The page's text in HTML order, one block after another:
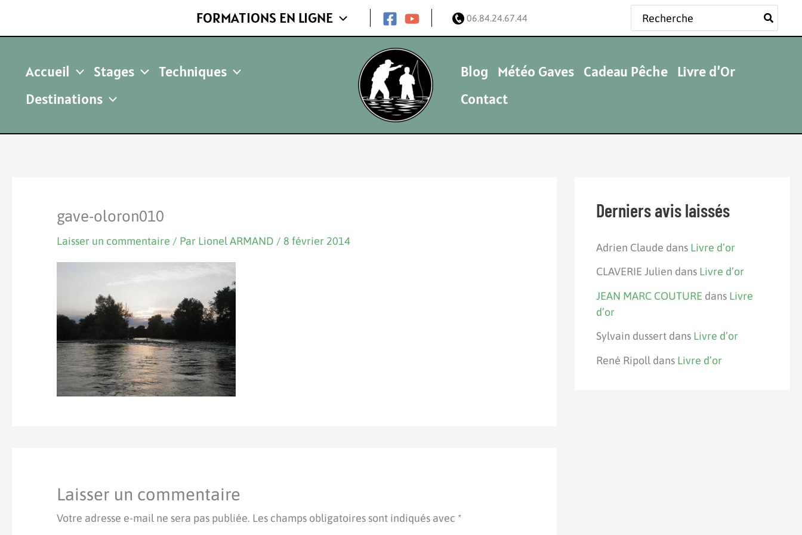
FORMATIONS EN LIGNE 06.84.24.67.44
Rechercher:
Accueil Stages
Techniques
Destinations
Blog Météo Gaves Cadeau Pêche Livre d’Or
Contact
gave-oloron010
Laisser un commentaire / Par Lionel ARMAND / 8 février 2014
Laisser un commentaire
Votre adresse e-mail ne sera pas publiée. Les champs obligatoires sont indiqués avec *
Derniers avis laissés
Adrien Claude dans Livre d’or
CLAVERIE Julien dans Livre d’or
JEAN MARC COUTURE dans Livre
d’or
Sylvain dussertdans Livre d’or
René Ripolldans Livre d’or